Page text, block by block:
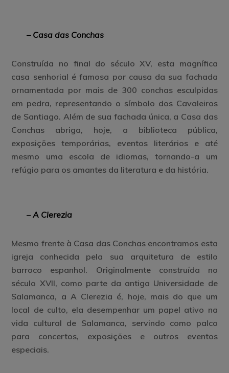
– Casa das Conchas
Construída no final do século XV, esta magnífica
casa senhorial é famosa por causa da sua fachada
ornamentada por mais de 300 conchas esculpidas
em pedra, representando o símbolo dos Cavaleiros
de Santiago. Além de sua fachada única, a Casa das
Conchas abriga, hoje, a biblioteca pública,
exposições temporárias, eventos literários e até
mesmo uma escola de idiomas, tornando-a um
refúgio para os amantes da literatura e da história.
–A Clerezia
Mesmo frente à Casa das Conchas encontramos esta
igreja conhecida pela sua arquitetura de estilo
barroco espanhol. Originalmente construída no
século XVII, como parte da antiga Universidade de
Salamanca, a A Clerezia é, hoje, mais do que um
local de culto, ela desempenhar um papel ativo na
vida cultural de Salamanca, servindo como palco
para concertos, exposições e outros eventos
especiais.